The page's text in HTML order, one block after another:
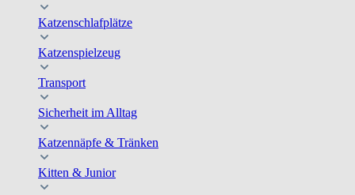
Katzenschlafplätze
Katzenspielzeug
Transport
Sicherheit im Alltag
Katzennäpfe & Tränken
Kitten & Junior